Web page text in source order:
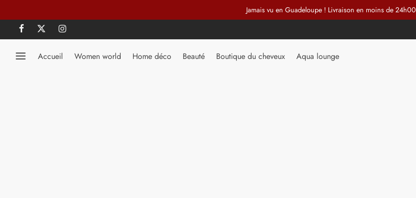
Jamais vu en Guadeloupe ! Livraison en moins de 24h00
Accueil Women world Home déco Beauté Boutique du cheveux Aqua lounge